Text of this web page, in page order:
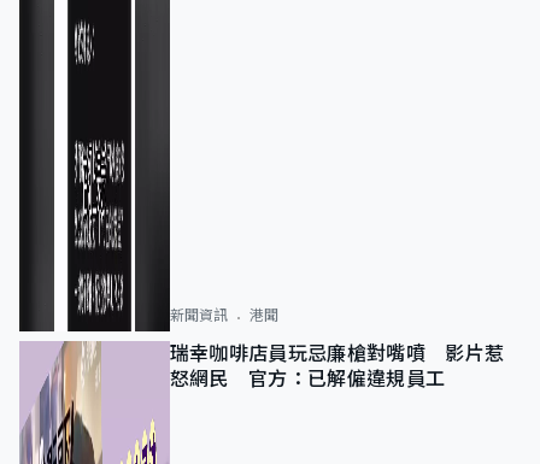
新聞資訊 港聞
瑞幸咖啡店員玩忌廉槍對嘴噴 影片惹
怒網民 官方：已解僱違規員工